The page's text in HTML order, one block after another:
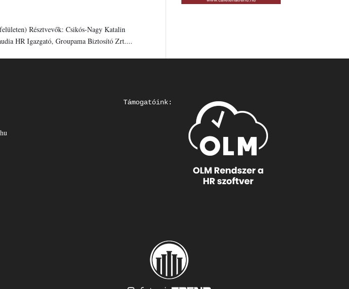
Résztvevők: Csikós-Nagy Katalin
HR Igazgató, Groupama Biztosító Zrt....
Támogatóink: